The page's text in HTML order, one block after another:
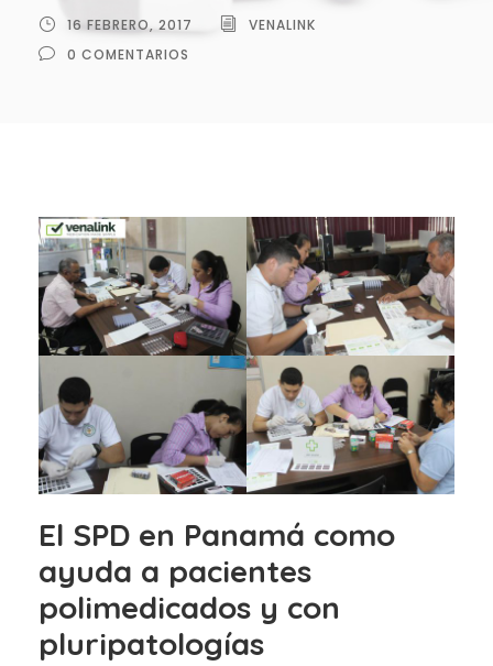
16 FEBRERO, 2017
VENALINK
0 COMENTARIOS
El SPD en Panamá como
ayuda a pacientes
polimedicados y con
pluripatologías